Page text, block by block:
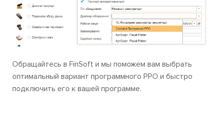
Обращайтесь в FinSoft и мы поможем вам выбрать
оптимальный вариант программного РРО и быстро
подключить его к вашей программе.